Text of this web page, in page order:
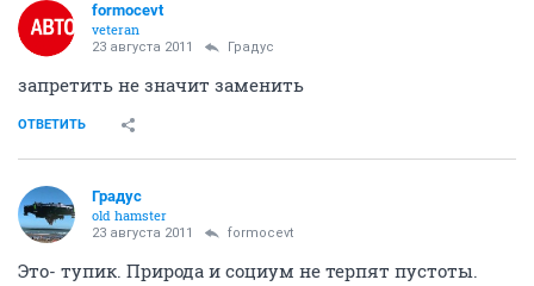
formocevt
veteran
23 августа 2011 Градус
запретить не значит заменить
ОТВЕТИТЬ
Градус
old hamster
23 августа 2011 formocevt
Это- тупик. Природа и социум не терпят пустоты.